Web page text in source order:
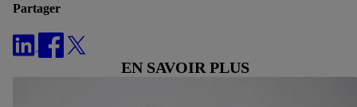
Partager
EN SAVOIR PLUS